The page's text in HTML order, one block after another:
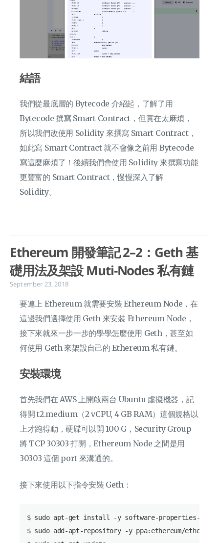
結語
我們從最底層的 Bytecode 介紹起，了解了用
Bytecode 撰寫 Smart Contract，但實在太麻煩，
所以我們改使用 Solidity 來撰寫 Smart Contract，
如此寫 Smart Contract 就不會像之前用 Bytecode
寫這麼麻煩了！後續我們會使用 Solidity 來撰寫功能
更豐富的 Smart Contract，慢慢深入了解
Solidity。
Ethereum 開發筆記 2–2：Geth 基
礎用法及架設 Muti-Nodes 私有鏈
September 23, 2018
要連上 Ethereum 就需要安裝 Ethereum Node，在
這邊我們選擇使用 Geth 來安裝 Ethereum Node，
接下來就來一步一步的學學怎麼使用 Geth，甚至如
何使用 Geth 來架設自己的 Ethereum 私有鏈。
安裝環境
首先我們在 AWS 上開啟兩台 Ubuntu 虛擬機器，記
得開 t2.medium（2 vCPU, 4 GB RAM）這個規格以
上才跑得動，硬碟可以開 100 G，Security Group
將 TCP 30303 打開，Ethereum Node 之間是用
30303 這個 port 來溝通的。
接下來使用以下指令安裝 Geth：
$ sudo apt-get install -y software-properties-
$ sudo add-apt-repository -y ppa:ethereum/ethereum